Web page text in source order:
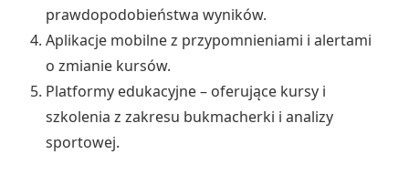
prawdopodobieństwa wyników.
Aplikacje mobilne z przypomnieniami i alertami
o zmianie kursów.
Platformy edukacyjne – oferujące kursy i
szkolenia z zakresu bukmacherki i analizy
sportowej.